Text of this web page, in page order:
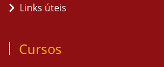
Links úteis
Cursos